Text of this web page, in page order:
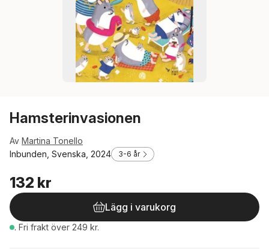
Hamsterinvasionen
Av Martina Tonello
Inbunden, Svenska, 2024
3-6 år
132 kr
Lägg i varukorg
. Fri frakt över 249 kr.